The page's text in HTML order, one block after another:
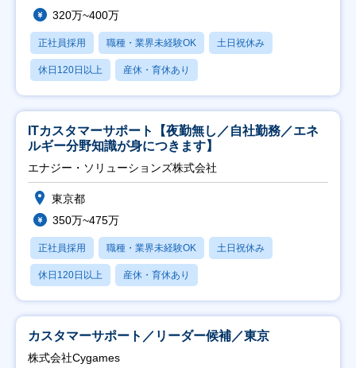
320万~400万
正社員採用 職種・業界未経験OK 土日祝休み
休日120日以上 産休・育休あり
ITカスタマーサポート【夜勤無し／自社勤務／エネ
ルギー分野知識が身につきます】
エナジー・ソリューションズ株式会社
東京都
350万~475万
正社員採用 職種・業界未経験OK 土日祝休み
休日120日以上 産休・育休あり
カスタマーサポート／リーダー候補／東京
株式会社Cygames